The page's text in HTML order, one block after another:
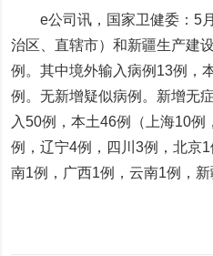
e公司讯，国家卫健委：5
治区、直辖市）和新疆生产建
例。其中境外输入病例13例，
例。无新增疑似病例。新增无
入50例，本土46例（上海10
例，辽宁4例，四川3例，北京
南1例，广西1例，云南1例，新